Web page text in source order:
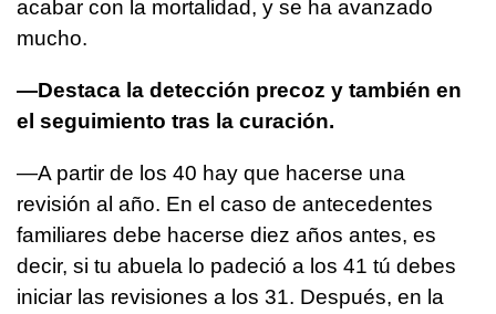
acabar con la mortalidad, y se ha avanzado
mucho.
—Destaca la detección precoz y también en
el seguimiento tras la curación.
—A partir de los 40 hay que hacerse una
revisión al año. En el caso de antecedentes
familiares debe hacerse diez años antes, es
decir, si tu abuela lo padeció a los 41 tú debes
iniciar las revisiones a los 31. Después, en la